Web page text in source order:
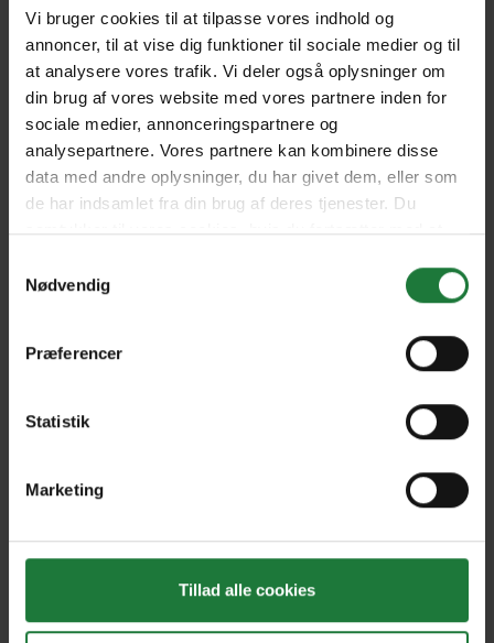
Vi bruger cookies til at tilpasse vores indhold og
annoncer, til at vise dig funktioner til sociale medier og til
at analysere vores trafik. Vi deler også oplysninger om
din brug af vores website med vores partnere inden for
sociale medier, annonceringspartnere og
analysepartnere. Vores partnere kan kombinere disse
data med andre oplysninger, du har givet dem, eller som
de har indsamlet fra din brug af deres tjenester. Du
samtykker til vores cookies, hvis du fortsætter med at
Nødvendig
Præferencer
Statistik
Marketing
Tillad alle cookies
May/June 2023 April 2023
March 2023 February 2023
November/December 2022
Forrige Næste